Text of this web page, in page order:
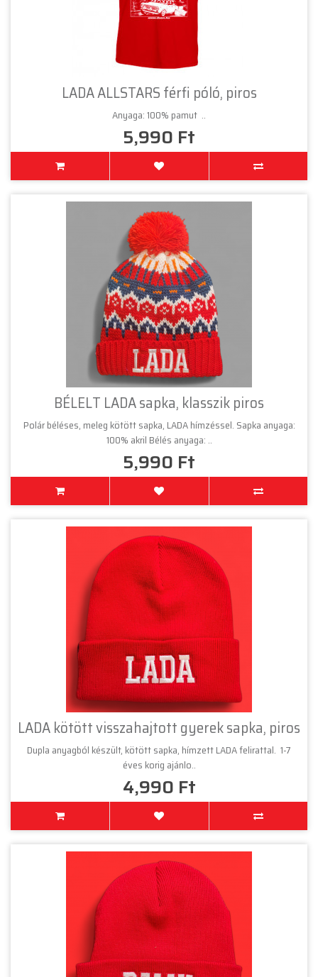
LADA ALLSTARS férfi póló, piros
Anyaga: 100% pamut ..
5,990 Ft
BÉLELT LADA sapka, klasszik piros
Polár béléses, meleg kötött sapka, LADA hímzéssel. Sapka anyaga:
100% akril Bélés anyaga: ..
5,990 Ft
LADA kötött visszahajtott gyerek sapka, piros
Dupla anyagból készült, kötött sapka, hímzett LADA felirattal. 1-7
éves korig ajánlo..
4,990 Ft